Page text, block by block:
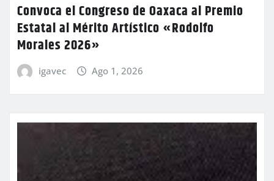
Convoca el Congreso de Oaxaca al Premio
Estatal al Mérito Artístico «Rodolfo
Morales 2026»
igavec Ago 1, 2026